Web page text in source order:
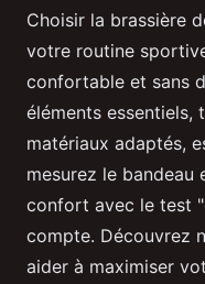
Choisir la brassière
votre routine
confortable et sans
éléments essentiels,
matériaux adaptés,
mesurez le bandeau
confort avec le test
compte. Découvrez
aider à maximiser